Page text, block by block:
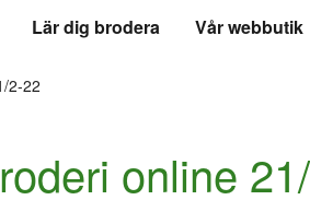
Lär dig brodera Vår webbutik
2-22
online